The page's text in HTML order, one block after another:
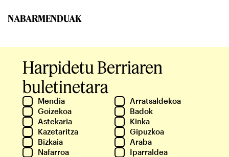
NABARMENDUAK
Harpidetu Berriaren
buletinetara
Mendia
Arratsaldekoa
Goizekoa
Badok
Astekaria
Kinka
Kazetaritza
Gipuzkoa
Bizkaia
Araba
Nafarroa
Iparraldea